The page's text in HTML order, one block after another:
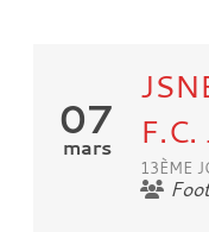
07
mars
F.C.
13ÈME